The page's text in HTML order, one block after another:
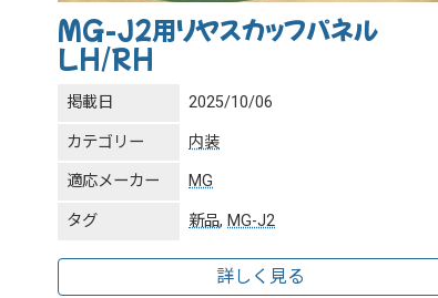
MG-J2用リヤスカッフパネル
LH/RH
掲載日 2025/10/06
カテゴリー 内装
適応メーカー MG
タグ 新品, MG-J2
詳しく見る